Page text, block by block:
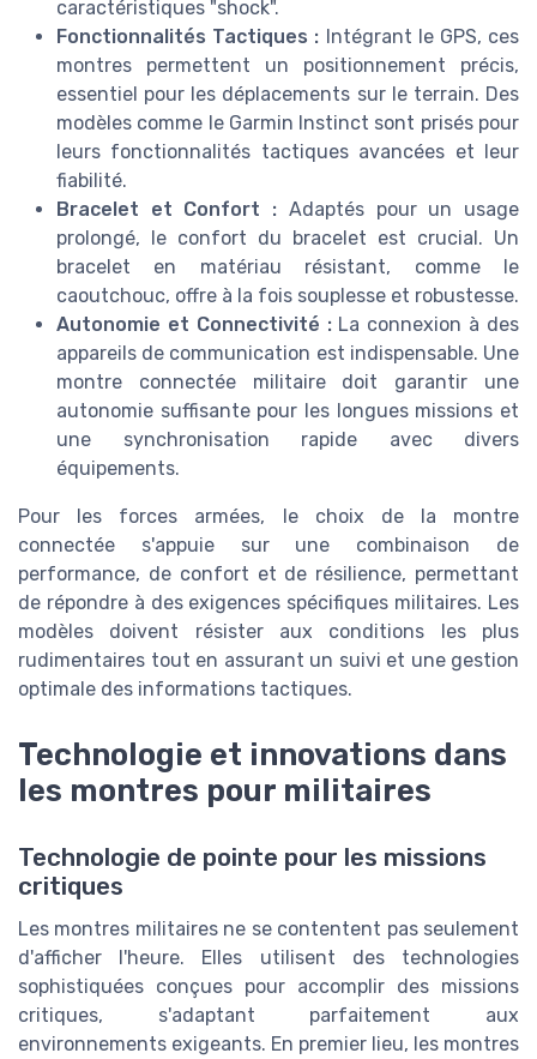
caractéristiques "shock".
Fonctionnalités Tactiques : Intégrant le GPS, ces
montres permettent un positionnement précis,
essentiel pour les déplacements sur le terrain. Des
modèles comme le Garmin Instinct sont prisés pour
leurs fonctionnalités tactiques avancées et leur
fiabilité.
Bracelet et Confort : Adaptés pour un usage
prolongé, le confort du bracelet est crucial. Un
bracelet en matériau résistant, comme le
caoutchouc, offre à la fois souplesse et robustesse.
Autonomie et Connectivité :La connexion à des
appareils de communication est indispensable. Une
montre connectée militaire doit garantir une
autonomie suffisante pour les longues missions et
une synchronisation rapide avec divers
équipements.
Pour les forces armées, le choix de la montre
connectée s'appuie sur une combinaison de
performance, de confort et de résilience, permettant
de répondre à des exigences spécifiques militaires. Les
modèles doivent résister aux conditions les plus
rudimentaires tout en assurant un suivi et une gestion
optimale des informations tactiques.
Technologie et innovations dans
les montres pour militaires
Technologie de pointe pour les missions
critiques
Les montres militaires ne se contentent pas seulement
d'afficher l'heure. Elles utilisent des technologies
sophistiquées conçues pour accomplir des missions
critiques, s'adaptant parfaitement aux
environnements exigeants. En premier lieu, les montres